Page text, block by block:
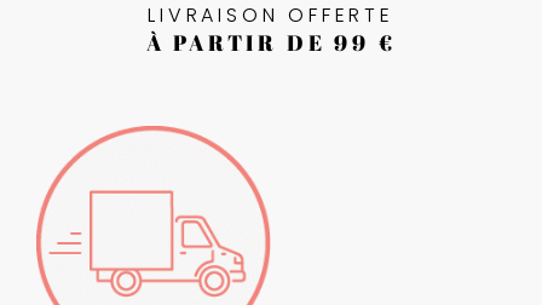
LIVRAISON OFFERTE
À PARTIR DE 99 €